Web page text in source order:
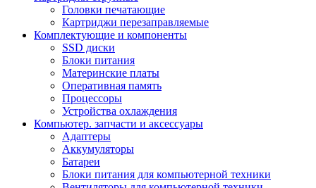
Головки печатающие
Картриджи перезаправляемые
Комплектующие и компоненты
SSD диски
Блоки питания
Материнские платы
Оперативная память
Процессоры
Устройства охлаждения
Компьютер. запчасти и аксессуары
Адаптеры
Аккумуляторы
Батареи
Блоки питания для компьютерной техники